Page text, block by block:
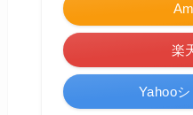
楽
Yahoo